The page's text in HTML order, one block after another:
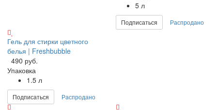
5 л
Подписаться Распродано
Гель для стирки цветного
белья | Freshbubble
490 руб.
Упаковка
1.5 л
Подписаться Распродано